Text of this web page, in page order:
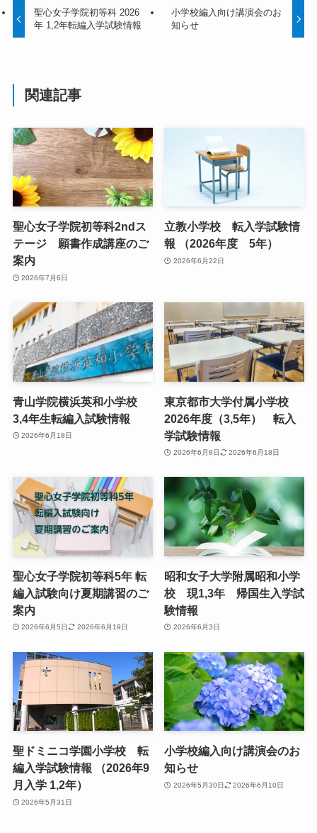
聖心女子学院初等科 2026
年 1,2年転編入学試験情報
小学校編入向け講演会のお
知らせ
関連記事
聖心女子学院初等科2ndス
テージ 願書作成講座のご
案内
2026年7月6日
立教小学校 転入学試験情
報 （2026年度 5年）
2026年6月22日
青山学院横浜英和小学校
3,4年生転編入試験情報
2026年6月18日
東京都市大学付属小学校
2026年度（3,5年） 転入
学試験情報
2026年6月8日 2026年6月18日
聖心女子学院初等科5年 転
編入試験向け夏期講習のご
案内
2026年6月5日 2026年6月19日
昭和女子大学附属昭和小学
校 現1,3年 帰国生入学試
験情報
2026年6月3日
聖ドミニコ学園小学校 転
編入学試験情報 （2026年9
月入学 1,2年）
2026年5月31日
小学校編入向け講演会のお
知らせ
2026年5月30日 2026年6月10日